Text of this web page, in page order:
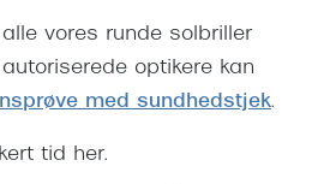
vores runde solbriller
optikere kan
med sundhedstjek.
tid her.